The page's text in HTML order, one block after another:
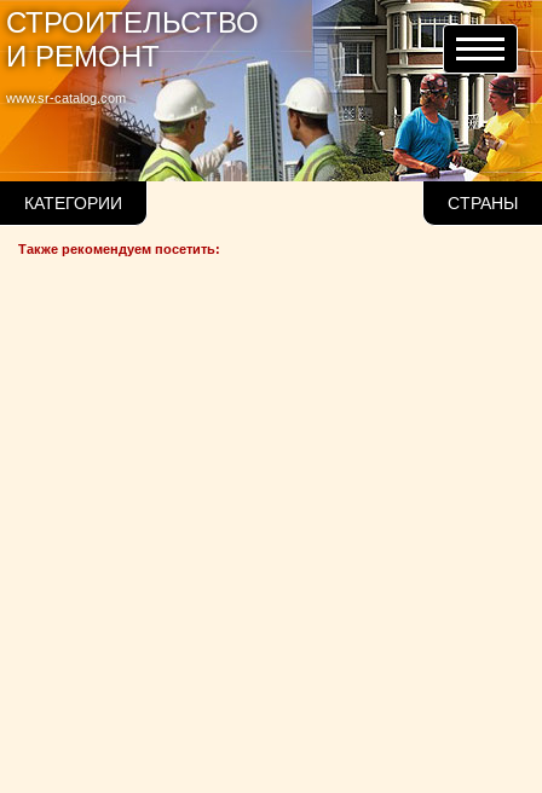
www.sr-catalog.com
СТРОИТЕЛЬСТВО
И РЕМОНТ
КАТЕГОРИИ СТРАНЫ
Также рекомендуем посетить: